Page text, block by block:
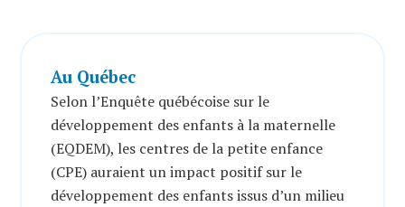
Au Québec
Selon l’Enquête québécoise sur le
développement des enfants à la maternelle
(EQDEM), les centres de la petite enfance
(CPE) auraient un impact positif sur le
développement des enfants issus d’un milieu